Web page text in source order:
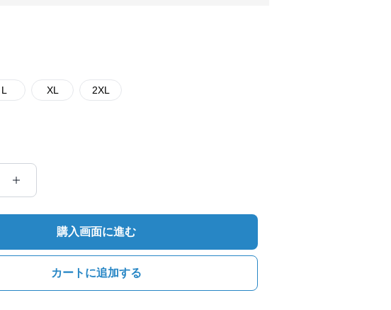
L XL 2XL
購入画面に進む
カートに追加する